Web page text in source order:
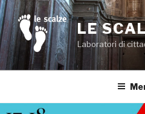
Salta
al
contenuto
LE
Laboratori di